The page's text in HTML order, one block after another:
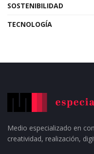
SOSTENIBILIDAD
TECNOLOGÍA
Medio especializado en
creatividad, realización,